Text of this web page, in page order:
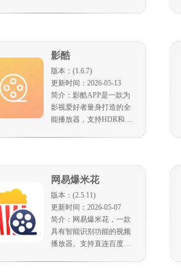
赛事，精彩呈现。打开电
视看中国，享受“家”的温
暖。（部分机型不支持，
请充分试用后再付款）
影酷
版本：(1.6.7)
更新时间：2026-05-13
简介：影酷APP是一款为
影视爱好者量身打造的全
能播放器，支持HDR和杜
验。字幕系统，支持
Emby、Jellyfin、Plex 、飞
牛影视 等媒体服务器，支
持局域网打造真正的家庭
影院。
网易爆米花
版本：(2.5.11)
更新时间：2026-05-07
简介：网易爆米花，一款
具有智能识别功能的视频
播放器。支持直连百度网